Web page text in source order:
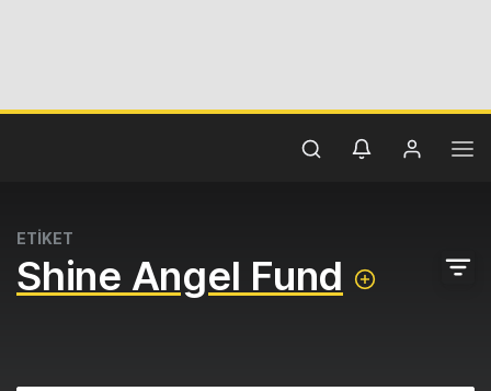
ETİKET
Shine Angel Fund